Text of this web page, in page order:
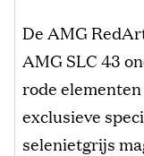
De AMG
AMG SLC 43
rode
exclusieve
selenietgrijs